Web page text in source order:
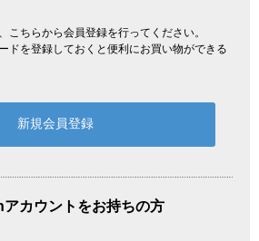
こちらから会員登録を行ってください。
ドを登録しておくと便利にお買い物ができる
カウントをお持ちの方